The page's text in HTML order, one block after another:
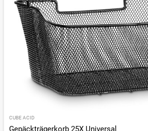
CUBE ACID
Gepäckträgerkorb 25X Universal